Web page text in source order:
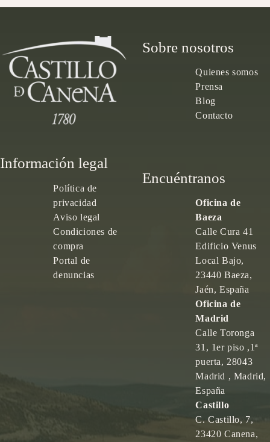
Sobre nosotros
Quienes somos
Prensa
Blog
Contacto
Información legal
Política de
privacidad
Aviso legal
Condiciones de
compra
Portal de
denuncias
Encuéntranos
Oficina de
Baeza
Calle Cura 41
Edificio Venus
Local Bajo,
23440 Baeza,
Jaén, España
Oficina de
Madrid
Calle Toronga
31, 1er piso ,1ª
puerta, 28043
Madrid , Madrid,
España
Castillo
C. Castillo, 7,
23420 Canena,